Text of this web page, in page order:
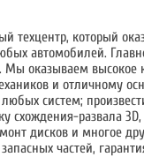
техцентр, который
автомобилей.
оказываем высокое
и отличному
систем;
схождения-развала
дисков и многое
частей,